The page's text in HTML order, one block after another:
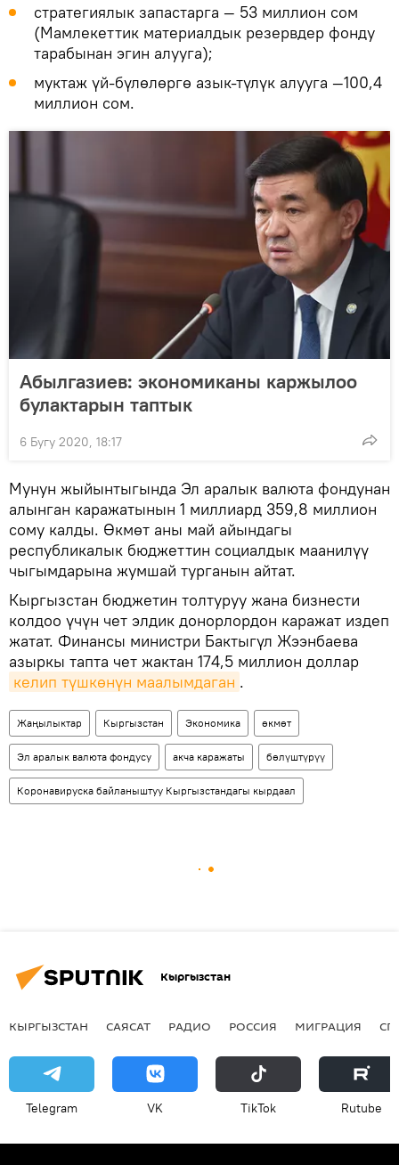
стратегиялык запастарга — 53 миллион сом
(Мамлекеттик материалдык резервдер фонду
тарабынан эгин алууга);
муктаж үй-бүлөлөргө азык-түлүк алууга —100,4
миллион сом.
Абылгазиев: экономиканы каржылоо
булактарын таптык
6 Бугу 2020, 18:17
Мунун жыйынтыгында Эл аралык валюта фондунан
алынган каражатынын 1 миллиард 359,8 миллион
сому калды. Өкмөт аны май айындагы
республикалык бюджеттин социалдык маанилүү
чыгымдарына жумшай турганын айтат.
Кыргызстан бюджетин толтуруу жана бизнести
колдоо үчүн чет элдик донорлордон каражат издеп
жатат. Финансы министри Бактыгүл Жээнбаева
азыркы тапта чет жактан 174,5 миллион доллар
келип түшкөнүн маалымдаган .
Жаңылыктар Кыргызстан Экономика өкмөт
Эл аралык валюта фондусу акча каражаты бөлүштүрүү
Коронавируска байланыштуу Кыргызстандагы кырдаал
Кыргызстан
КЫРГЫЗСТАН САЯСАТ РАДИО РОССИЯ МИГРАЦИЯ
Telegram VK ТikТоk Rutube